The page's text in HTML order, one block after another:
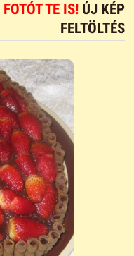
TE IS! ÚJ KÉP
FELTÖLTÉS